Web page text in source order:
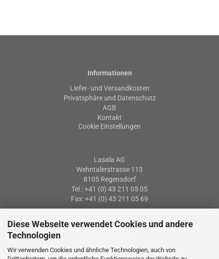
Diese Webseite verwendet Cookies und andere
Technologien
Wir verwenden Cookies und ähnliche Technologien, auch von
Informationen
Liefer- und Versandkosten
Privatsphäre und Datenschutz
AGB
Kontakt
Cookie Einstellungen
Lasala AG
Wehntalerstrasse 113
8105 Regensdorf
Tel.: +41 (0) 43 211 05 05
Fax: +41 (0) 43 211 05 69
Öffnungszeiten
07: 30 – 12:00 Uhr